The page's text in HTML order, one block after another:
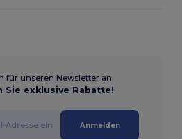
für unseren Newsletter an
Sie exklusive Rabatte!
Anmelden